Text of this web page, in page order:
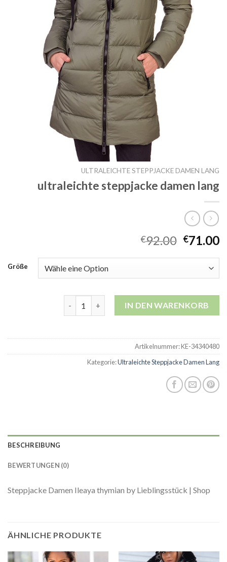
ULTRALEICHTE STEPPJACKE DAMEN LANG
ultraleichte steppjacke damen lang
€92.00 €71.00
Größe
ultraleichte steppjacke damen lang Menge
IN DEN WARENKORB
Artikelnummer:KE-34340480
Kategorie:Ultraleichte Steppjacke Damen Lang
BESCHREIBUNG
BEWERTUNGEN (0)
Steppjacke Damen Ileaya thymian by Lieblingsstück | Shop
ÄHNLICHE PRODUKTE